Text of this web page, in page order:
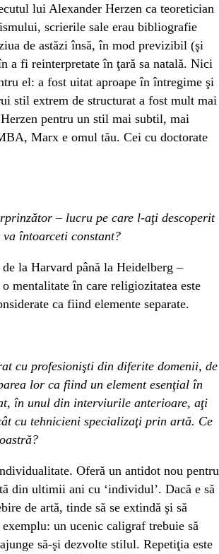
lui Alexander Herzen ca teoretician
scrierile sale erau bibliografie
de astăzi însă, în mod previzibil (şi
a fi reinterpretate în ţară sa natală. Nici
el: a fost uitat aproape în întregime şi
stil extrem de structurat a fost mult mai
pentru un stil mai subtil, mai
Marx e omul tău. Cei cu doctorate
– lucru pe care l-aţi descoperit
întoarceti constant?
la Harvard până la Heidelberg –
mentalitate în care religiozitatea este
ca fiind elemente separate.
cu profesionişti din diferite domenii, de
lor ca fiind un element esenţial în
în unul din interviurile anterioare, aţi
cu tehnicieni specializaţi prin artă. Ce
Oferă un antidot nou pentru
din ultimii ani cu ‘individul’. Dacă e să
de artă, tinde să se extindă şi să
un ucenic caligraf trebuie să
să-şi dezvolte stilul. Repetiţia este